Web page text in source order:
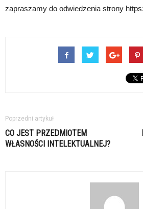
zapraszamy do odwiedzenia strony
Poprzedni artykuł
CO JEST PRZEDMIOTEM
WŁASNOŚCI INTELEKTUALNEJ?